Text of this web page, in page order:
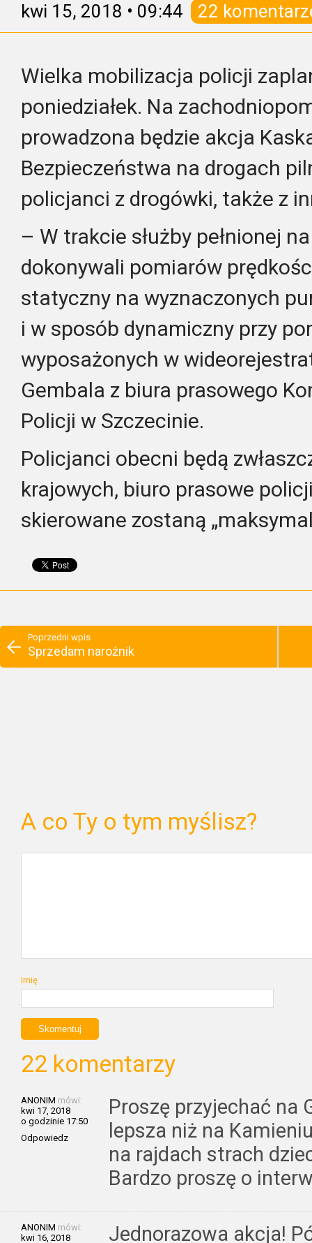
kwi 15, 2018 • 09:44 22
Wielka mobilizacja policji
poniedziałek. Na
prowadzona będzie akcja
Bezpieczeństwa na drogach
policjanci z drogówki, także z
– W trakcie służby pełnionej
dokonywali pomiarów
statyczny na wyznaczonych
i w sposób dynamiczny przy
wyposażonych w
Gembala z biura prasowego
Policji w Szczecinie.
Policjanci obecni będą
krajowych, biuro prasowe
skierowane zostaną
Poprzedni wpis
Sprzedam narożnik
A co Ty o tym myślisz?
Imię
22 komentarzy
ANONIM mówi:
kwi 17, 2018
o godzinie 17:50
Odpowiedz
Proszę przyjechać na
lepsza niż na
na rajdach strach
Bardzo proszę o
ANONIM mówi:
kwi 16, 2018
Jednorazowa akcja!